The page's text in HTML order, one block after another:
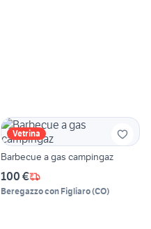
Vetrina
Barbecue a gas campingaz
100 €
Beregazzo con Figliaro(CO)